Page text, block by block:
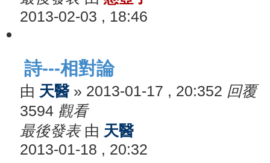
2013-02-03 , 18:46
詩---相對論
由 天醫 » 2013-01-17 , 20:352 回覆
3594 觀看
最後發表 由 天醫
2013-01-18 , 20:32